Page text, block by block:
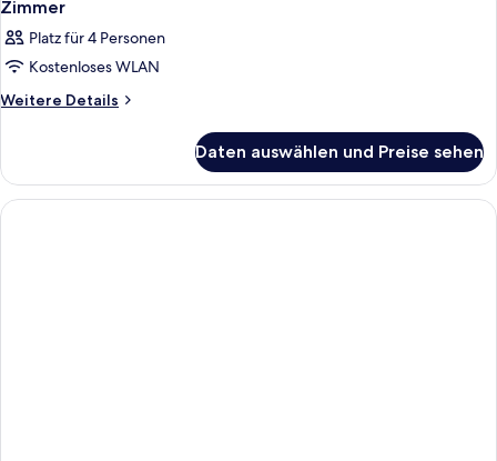
Fotos
für
Zimmer
anzeigen
Zimmer
Platz für 4 Personen
Kostenloses WLAN
Weitere Details
Weitere
Daten auswählen und Preise sehen